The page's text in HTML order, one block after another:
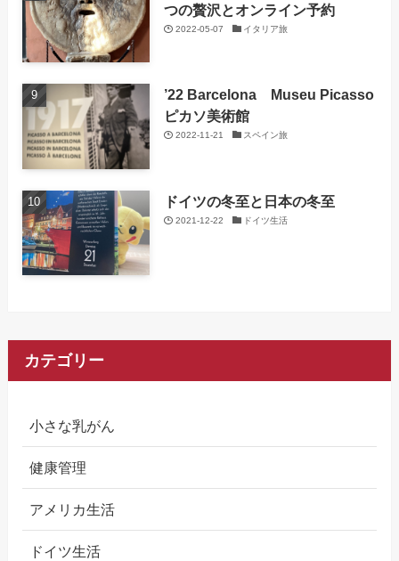
つの贅沢とオンライン予約
2022-05-07 イタリア旅
’22 Barcelona Museu Picasso
ピカソ美術館
2022-11-21 スペイン旅
ドイツの冬至と日本の冬至
2021-12-22 ドイツ生活
カテゴリー
小さな乳がん
健康管理
アメリカ生活
ドイツ生活